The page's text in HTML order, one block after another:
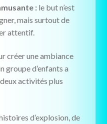
:le but n’est
mais surtout de
attentif.
créer une ambiance
groupe d’enfants a
activités plus
d’explosion, de